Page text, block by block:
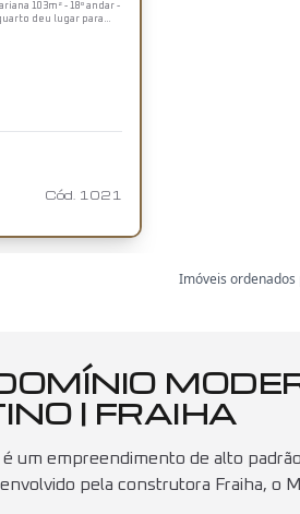
103m² - 18º andar -
deu lugar para
Cód. 1021
Imóveis ordenados
| FRAIHA
um empreendimento de alto
pela construtora Fraiha, o